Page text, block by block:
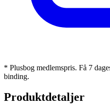
* Plusbog medlemspris. Få 7
binding.
Produktdetaljer